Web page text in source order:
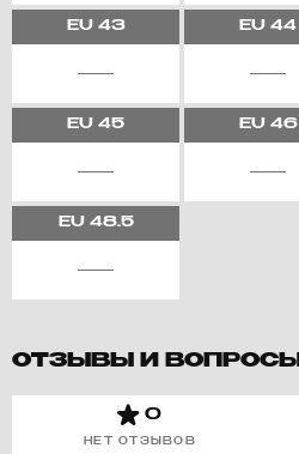
EU43 EU 44
EU 45 EU46
EU48.5
ОТЗЫВЫ И ВОПРОСЫ
0
НЕТ ОТЗЫВОВ